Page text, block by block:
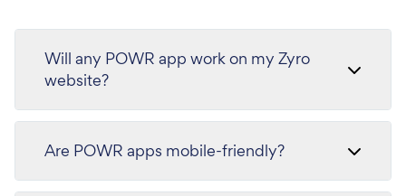
Will any POWR app work on my Zyro
website?
Are POWR apps mobile-friendly?